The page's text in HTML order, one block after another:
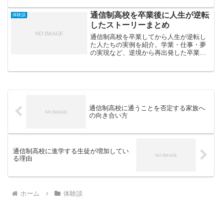
体験談
通信制高校を卒業後に人生が逆転
したストーリーまとめ
通信制高校を卒業してから人生が逆転し
た人たちの実例を紹介。学業・仕事・夢
の実現など、逆境から再出発した卒業生
通信制高校に通うことを否定する家族へ
の向き合い方
通信制高校に進学する生徒が増加してい
る理由
ホーム 体験談